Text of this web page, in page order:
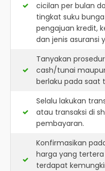
cicilan per bulan
tingkat suku
pengajuan kredit,
dan jenis asuransi
Tanyakan
cash/tunai
berlaku pada saat
Selalu lakukan
atau transaksi di
pembayaran.
Konfirmasikan
harga yang
terdapat